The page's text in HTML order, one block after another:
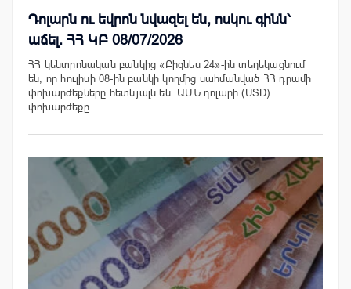
Դոլարն ու եվրոն նվազել են, ոսկու գինն՝
աճել. ՀՀ ԿԲ 08/07/2026
ՀՀ կենտրոնական բանկից «Բիզնես 24»-ին տեղեկացնում
են, որ հուլիսի 08-ին բանկի կողմից սահմանված ՀՀ դրամի
փոխարժեքները հետևյալն են. ԱՄՆ դոլարի (USD)
փոխարժեքը…